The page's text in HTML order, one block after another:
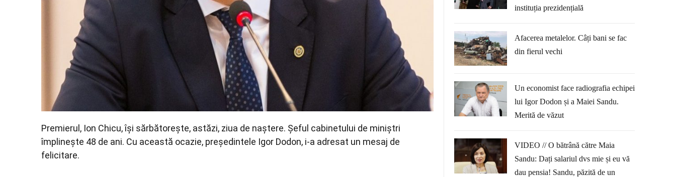
Premierul, Ion Chicu, își sărbătorește, astăzi, ziua de naștere. Șeful cabinetului de miniștri
împlinește 48 de ani. Cu această ocazie, președintele Igor Dodon, i-a adresat un mesaj de
felicitare.
instituția prezidențială
Afacerea metalelor. Câți bani se fac
din fierul vechi
Un economist face radiografia echipei
lui Igor Dodon și a Maiei Sandu.
Merită de văzut
VIDEO // O bătrână către Maia
Sandu: Dați salariul dvs mie și eu vă
dau pensia! Sandu, păzită de un